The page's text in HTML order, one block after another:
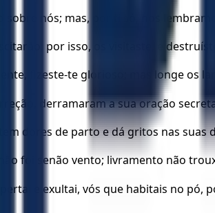
nós; mas, por ti só, nos
por isso, os visitaste, e
fizeste-te glorioso; mas longe os
derramaram a sua oração
dores de parto e dá gritos nas suas
foi senão vento; livramento não
e exultai, vós que habitais no